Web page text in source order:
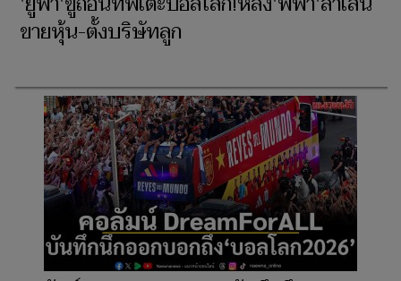
ขายหุ้น-ตั้งบริษัทลูก